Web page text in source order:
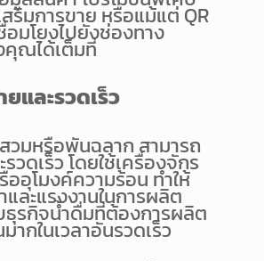
ริมการขาย หรือแม้แต่ QR
อมโยงไปยังช่องทาง
คุณได้เต็มที่
ยและรวดเร็ว
วมหรือพันฉลาก สามารถ
วดเร็ว โดยใช้เครื่องจักร
ออุโมงค์ความร้อน ทำให้
และแรงงานในการผลิต
ธุรกิจน้ำดื่มที่ต้องการผลิต
ากในเวลาอันรวดเร็ว